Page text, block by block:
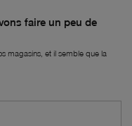
faire un peu de
magasins, et il semble que la